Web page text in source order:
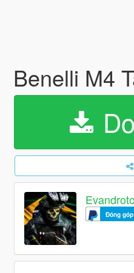
Benelli M4
Đóng